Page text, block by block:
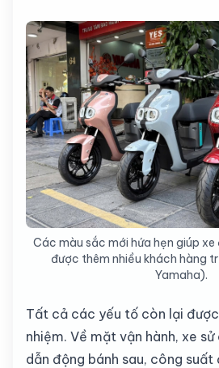
Các màu sắc mới hứa hẹn giúp
được thêm nhiều khách hàng
Yamaha).
Tất cả các yếu tố còn lại
nhiệm. Về mặt vận hành, xe
dẫn động bánh sau, công